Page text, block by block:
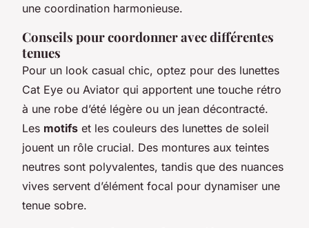
une coordination harmonieuse.
Conseils pour coordonner avec différentes
tenues
Pour un look casual chic, optez pour des lunettes
Cat Eye ou Aviator qui apportent une touche rétro
à une robe d’été légère ou un jean décontracté.
Les motifs et les couleurs des lunettes de soleil
jouent un rôle crucial. Des montures aux teintes
neutres sont polyvalentes, tandis que des nuances
vives servent d’élément focal pour dynamiser une
tenue sobre.